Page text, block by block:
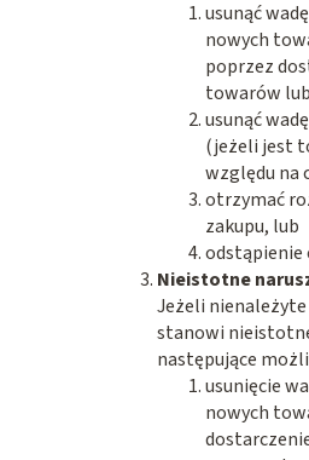
usunąć
nowych
poprzez
towarów lub
usunąć
(jeżeli jest
względu na
otrzymać
zakupu, lub
odstąpienie
Nieistotne
Jeżeli
stanowi
następujące
usunięcie
nowych